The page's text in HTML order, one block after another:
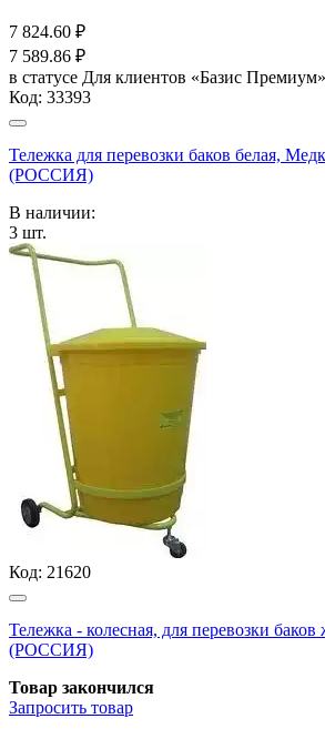
7 824.60 ₽
7 589.86 ₽
в статусе Для клиентов «Базис Премиум»
Код: 33393
Тележка для перевозки баков белая,
(РОССИЯ)
В наличии:
3 шт.
Код: 21620
Тележка - колесная, для перевозки
(РОССИЯ)
Товар закончился
Запросить товар